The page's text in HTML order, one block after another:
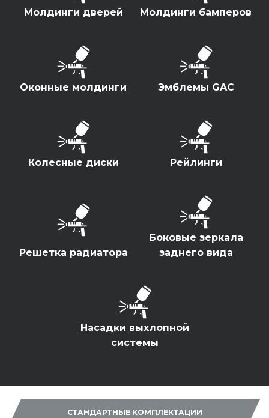
GAC GS8 II FL GX PREMIUM
2026 / Чёрный / 2.0 GDI
Удвоенные выгоды
ПОЛУЧИТЬ ПРЕДЛОЖЕНИЕ
Молдинги дверей Молдинги бамперов
Оконные молдинги Эмблемы GAC
Колесные диски Рейлинги
Решетка радиатора
Боковые зеркала
заднего вида
Насадки выхлопной
системы
СТАНДАРТНЫЕ КОМПЛЕКТАЦИИ